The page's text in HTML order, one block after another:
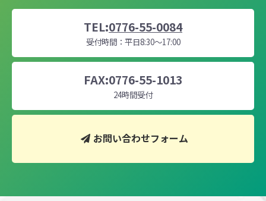
TEL:0776-55-0084
受付時間：平日8:30～17:00
FAX:0776-55-1013
24時間受付
お問い合わせフォーム